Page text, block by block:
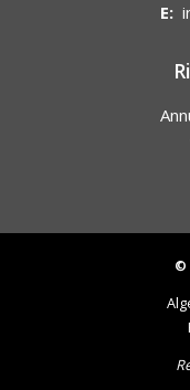
E:
©